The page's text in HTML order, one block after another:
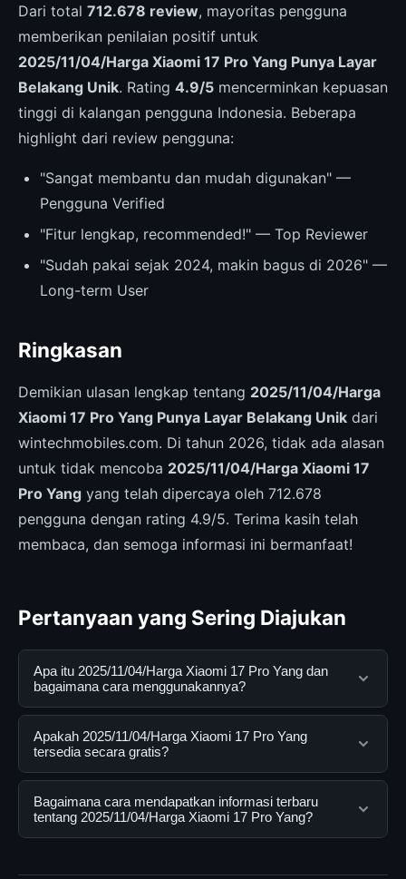
Dari total 712.678 review, mayoritas pengguna
memberikan penilaian positif untuk
2025/11/04/Harga Xiaomi 17 Pro Yang Punya Layar
Belakang Unik. Rating 4.9/5 mencerminkan kepuasan
tinggi di kalangan pengguna Indonesia. Beberapa
highlight dari review pengguna:
"Sangat membantu dan mudah digunakan" —
Pengguna Verified
"Fitur lengkap, recommended!" — Top Reviewer
"Sudah pakai sejak 2024, makin bagus di 2026" —
Long-term User
Ringkasan
Demikian ulasan lengkap tentang 2025/11/04/Harga
Xiaomi 17 Pro Yang Punya Layar Belakang Unik dari
wintechmobiles.com. Di tahun 2026, tidak ada alasan
untuk tidak mencoba 2025/11/04/Harga Xiaomi 17
Pro Yang yang telah dipercaya oleh 712.678
pengguna dengan rating 4.9/5. Terima kasih telah
membaca, dan semoga informasi ini bermanfaat!
Pertanyaan yang Sering Diajukan
Apa itu 2025/11/04/Harga Xiaomi 17 Pro Yang dan
bagaimana cara menggunakannya?
2025/11/04/Harga Xiaomi 17 Pro Yang adalah layanan
digital yang dirancang untuk membantu pengguna
mendapatkan informasi lengkap dan terpercaya. Anda
dapat menggunakannya dengan mengunjungi situs
resmi dan mengikuti panduan yang tersedia.
Apakah 2025/11/04/Harga Xiaomi 17 Pro Yang
tersedia secara gratis?
Ya, 2025/11/04/Harga Xiaomi 17 Pro Yang dapat
diakses secara gratis oleh semua pengguna. Tidak ada
biaya tersembunyi atau langganan yang diperlukan
Bagaimana cara mendapatkan informasi terbaru
tentang 2025/11/04/Harga Xiaomi 17 Pro Yang?